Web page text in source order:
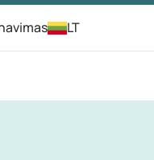
LT